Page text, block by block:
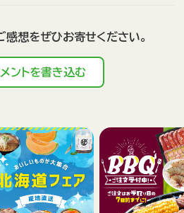
想をぜひお寄せください。
ントを書き込む